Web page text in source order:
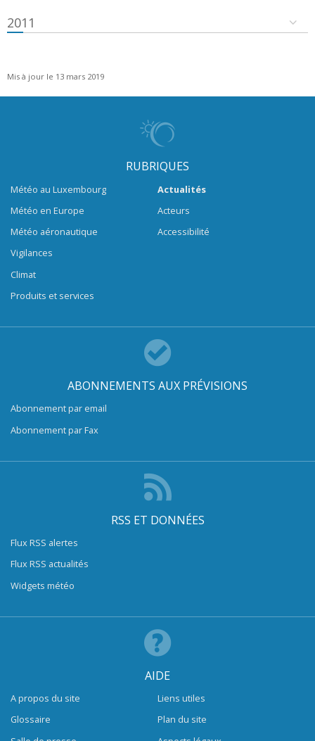
2011
Mis à jour le 13 mars 2019
RUBRIQUES
Météo au Luxembourg
Météo en Europe
Météo aéronautique
Vigilances
Climat
Produits et services
Actualités
Acteurs
Accessibilité
ABONNEMENTS AUX PRÉVISIONS
Abonnement par email
Abonnement par Fax
RSS ET DONNÉES
Flux RSS alertes
Flux RSS actualités
Widgets météo
AIDE
A propos du site
Glossaire
Liens utiles
Plan du site